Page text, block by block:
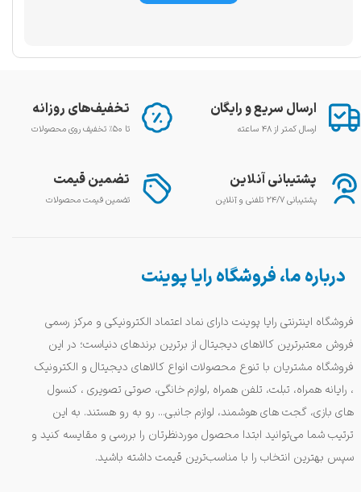
درباره ما، فروشگاه رایا پوینت
فروشگاه اینترنتی رایا پوینت دارای نماد اعتماد الکترونیکی و مرکز رسمی
فروش معتبرترین کالاهای دیجیتال از برترین برندهای دنیاست؛ در این
فروشگاه مشتریان با تنوع محصولات انواع کالاهای دیجیتال و الکترونیک
، رایانه همراه، تبلت، تلفن همراه ,لوازم خانگی، صوتی تصویری ، کنسول
های بازی، گجت های هوشمند، لوازم جانبی... رو به رو هستند. به این
ترتیب شما می‌توانید ابتدا محصول موردنظرتان را بررسی و مقایسه کنید و
سپس بهترین انتخاب را با مناسب‌ترین قیمت داشته باشید.
ارسال سریع و رایگان
ارسال کمتر از ۴۸ ساعته
تخفیف‌های روزانه
تا ۵۰٪ تخفیف روی محصولات
پشتیبانی آنلاین
پشتیبانی ۲۴/۷ تلفنی و آنلاین
تضمین قیمت
تضمین قیمت محصولات